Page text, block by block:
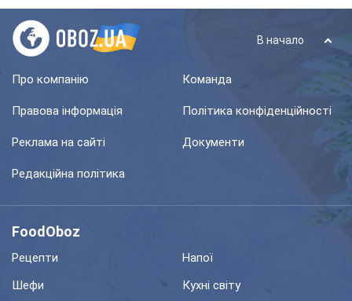
В начало
Про компанію Команда
Правова інформація Політика конфіденційності
Реклама на сайті Документи
Редакційна політика
FoodOboz
Рецепти
Напої
Шефи
Кухні світу